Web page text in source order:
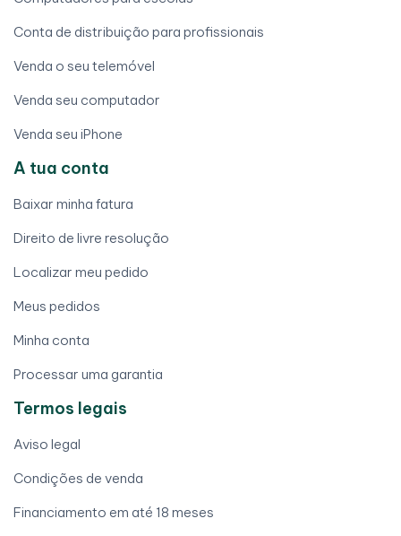
Conta de distribuição para profissionais
Venda o seu telemóvel
Venda seu computador
Venda seu iPhone
A tua conta
Baixar minha fatura
Direito de livre resolução
Localizar meu pedido
Meus pedidos
Minha conta
Processar uma garantia
Termos legais
Aviso legal
Condições de venda
Financiamento em até 18 meses